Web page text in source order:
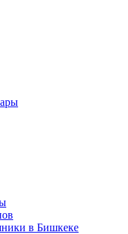
в Бишкеке